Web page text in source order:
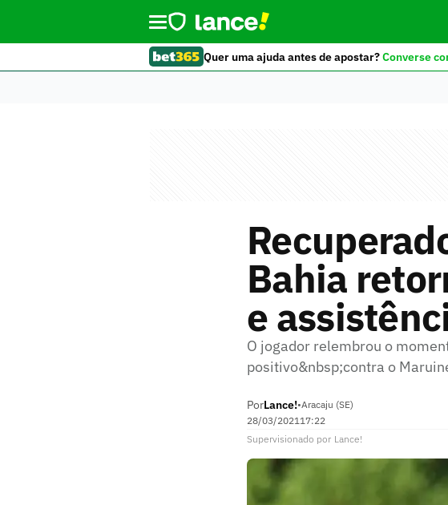
Quer uma ajuda antes de apostar?Converse
Bahia
e
O jogador relembrou o
positivo&nbsp;contra o
PorLance!•Aracaju (SE)
28/03/202117:22
Supervisionado por Lance!